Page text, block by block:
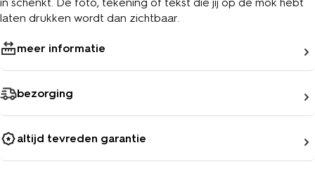
laten drukken wordt dan zichtbaar.
meer informatie
bezorging
altijd tevreden garantie